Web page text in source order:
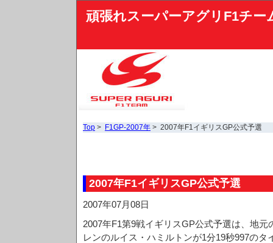
頑張れスーパーアグリF1チー
Top > F1GP-2007年 > 2007年F1イギリスGP公式予選
2007年F1イギリスGP公式予選
2007年07月08日
2007年F1第9戦イギリスGP公式予選は、地
レンのルイス・ハミルトンが1分19秒997のタ